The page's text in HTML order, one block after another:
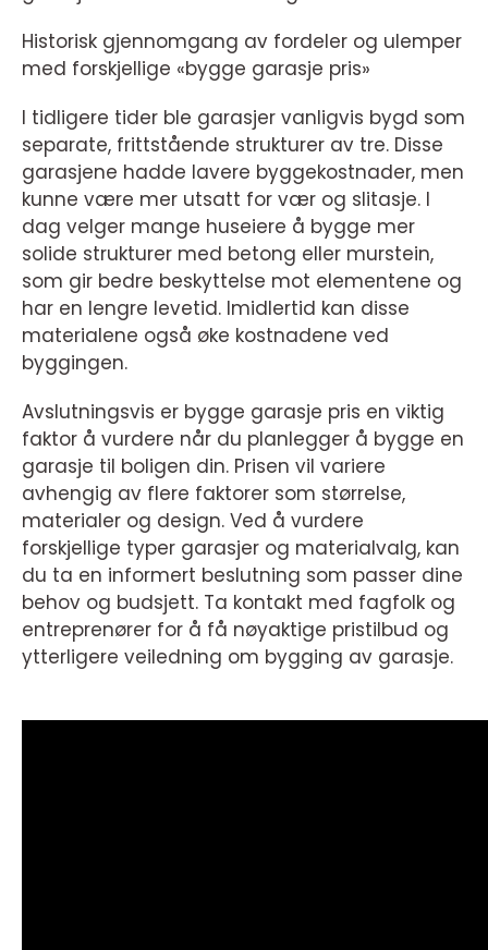
Historisk gjennomgang av fordeler og ulemper
med forskjellige «bygge garasje pris»
I tidligere tider ble garasjer vanligvis bygd som
separate, frittstående strukturer av tre. Disse
garasjene hadde lavere byggekostnader, men
kunne være mer utsatt for vær og slitasje. I
dag velger mange huseiere å bygge mer
solide strukturer med betong eller murstein,
som gir bedre beskyttelse mot elementene og
har en lengre levetid. Imidlertid kan disse
materialene også øke kostnadene ved
byggingen.
Avslutningsvis er bygge garasje pris en viktig
faktor å vurdere når du planlegger å bygge en
garasje til boligen din. Prisen vil variere
avhengig av flere faktorer som størrelse,
materialer og design. Ved å vurdere
forskjellige typer garasjer og materialvalg, kan
du ta en informert beslutning som passer dine
behov og budsjett. Ta kontakt med fagfolk og
entreprenører for å få nøyaktige pristilbud og
ytterligere veiledning om bygging av garasje.